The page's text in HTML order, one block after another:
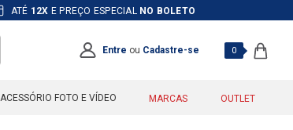
ATÉ 12X E PREÇO ESPECIAL NO BOLETO
Entre ou Cadastre-se 0
ACESSÓRIO FOTO E VÍDEO MARCAS OUTLET